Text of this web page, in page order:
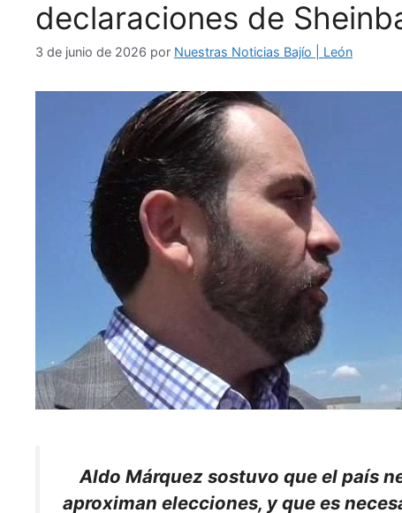
declaraciones de
3 de junio de 2026 por Nuestras Noticias Bajío | León
Aldo Márquez sostuvo que el país
aproximan elecciones, y que es